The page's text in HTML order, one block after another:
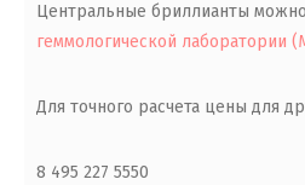
Центральные бриллианты
геммологической лаборатории
Для точного расчета цены для
8 495 227 5550